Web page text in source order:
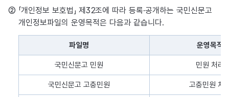
② 「개인정보 보호법」 제32조에 따라 등록·공개하는 국민신문고
개인정보파일의 운영목적은 다음과 같습니다.
개인정보 처리목적 내용을 나타낸 표로, 개인정보 파일의 명칭, 운
파일명 운영목적
국민신문고 민원 민원 처리
국민신문고 고충민원 고충민원 처